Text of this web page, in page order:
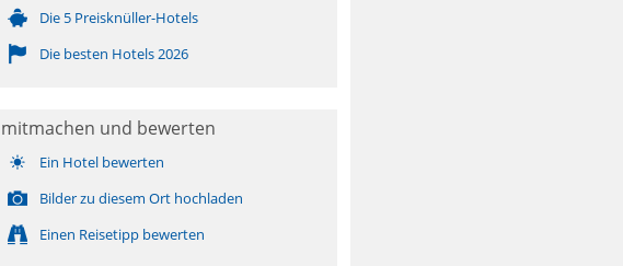
Die 5 Preisknüller-Hotels
Die besten Hotels 2026
mitmachen und bewerten
Ein Hotel bewerten
Bilder zu diesem Ort hochladen
Einen Reisetipp bewerten